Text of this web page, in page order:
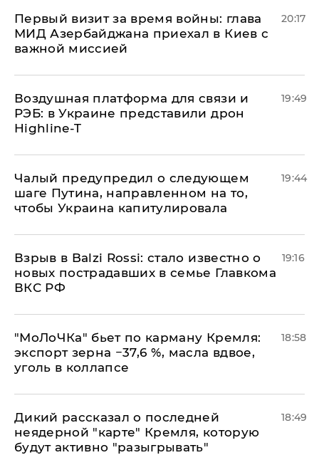
Первый визит за время войны: глава
МИД Азербайджана приехал в Киев с
важной миссией
20:17
Воздушная платформа для связи и
РЭБ: в Украине представили дрон
Highline-T
19:49
Чалый предупредил о следующем
шаге Путина, направленном на то,
чтобы Украина капитулировала
19:44
Взрыв в Balzi Rossi: стало известно о
новых пострадавших в семье Главкома
ВКС РФ
19:16
​"МоЛоЧКа" бьет по карману Кремля:
экспорт зерна −37,6 %, масла вдвое,
уголь в коллапсе
18:58
Дикий рассказал о последней
неядерной "карте" Кремля, которую
будут активно "разыгрывать"
18:49